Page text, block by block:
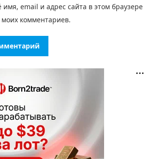
имя, email и адрес сайта в этом браузере
комментариев.